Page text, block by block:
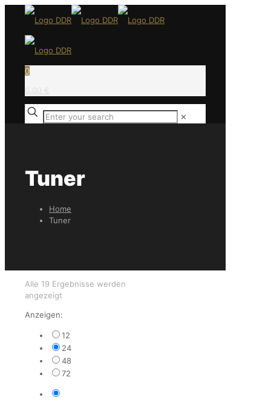
0
0,00 €
✕
Tuner
Home
Tuner
Alle 19 Ergebnisse werden
angezeigt
sortiert
Anzeigen:
12
24
48
72